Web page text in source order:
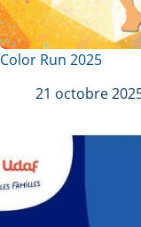
Color Run 2025
21 octobre